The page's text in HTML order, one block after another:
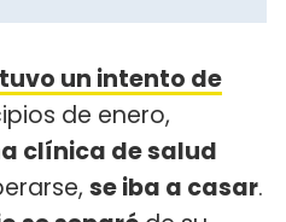
un intento de
de enero,
clínica de salud
se iba a casar.